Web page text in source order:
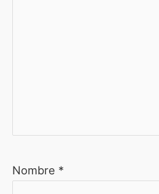
Nombre *